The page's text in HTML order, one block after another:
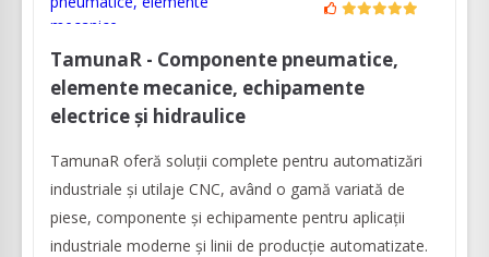
TamunaR - Componente pneumatice,
elemente mecanice, echipamente
electrice şi hidraulice
TamunaR oferă soluții complete pentru automatizări
industriale și utilaje CNC, având o gamă variată de
piese, componente şi echipamente pentru aplicaţii
industriale moderne şi linii de producţie automatizate.